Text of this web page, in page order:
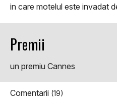
in care motelul este invadat
Premii
un premiu Cannes
Comentarii (19)